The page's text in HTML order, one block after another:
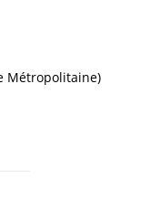
Métropolitaine)